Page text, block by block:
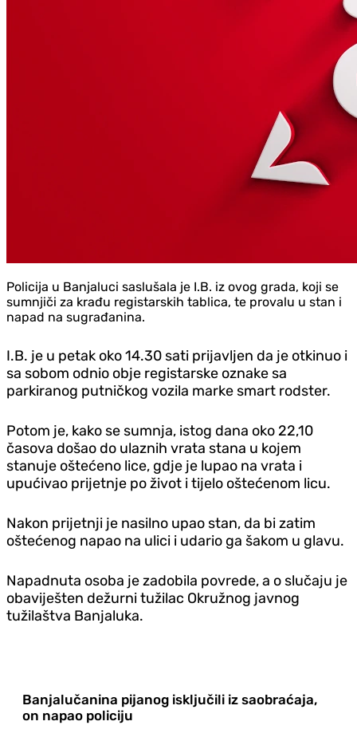
Policija u Banjaluci saslušala je I.B. iz ovog grada, koji se
sumnjiči za krađu registarskih tablica, te provalu u stan i
napad na sugrađanina.
I.B. je u petak oko 14.30 sati prijavljen da je otkinuo i
sa sobom odnio obje registarske oznake sa
parkiranog putničkog vozila marke smart rodster.
Potom je, kako se sumnja, istog dana oko 22,10
časova došao do ulaznih vrata stana u kojem
stanuje oštećeno lice, gdje je lupao na vrata i
upućivao prijetnje po život i tijelo oštećenom licu.
Nakon prijetnji je nasilno upao stan, da bi zatim
oštećenog napao na ulici i udario ga šakom u glavu.
Napadnuta osoba je zadobila povrede, a o slučaju je
obaviješten dežurni tužilac Okružnog javnog
tužilaštva Banjaluka.
Banjalučanina pijanog isključili iz saobraćaja,
on napao policiju